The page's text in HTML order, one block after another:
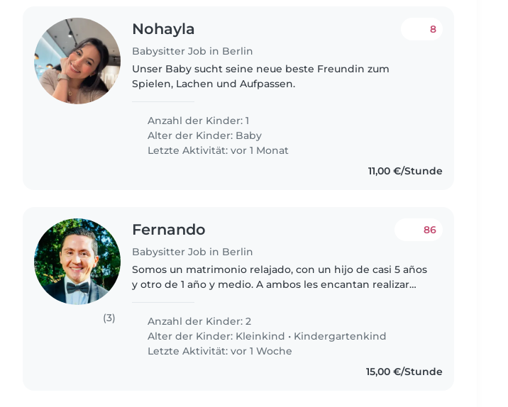
Nohayla
Babysitter Job in Berlin
8
Unser Baby sucht seine neue beste Freundin zum
Spielen, Lachen und Aufpassen.
Anzahl der Kinder: 1
Alter der Kinder: Baby
Letzte Aktivität: vor 1 Monat
11,00 €/Stunde
(3)
Fernando
Babysitter Job in Berlin
86
Somos un matrimonio relajado, con un hijo de casi 5 años
y otro de 1 año y medio. A ambos les encantan realizar
Anzahl der Kinder: 2
Alter der Kinder: Kleinkind • Kindergartenkind
Letzte Aktivität: vor 1 Woche
15,00 €/Stunde